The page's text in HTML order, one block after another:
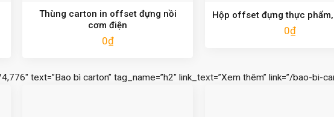
Thùng carton in offset đựng nồi
cơm điện
0₫
Hộp offset đựng thực
0₫
text=”Bao bì carton” tag_name=”h2″ link_text=”Xem thêm” link=”/bao-bi-